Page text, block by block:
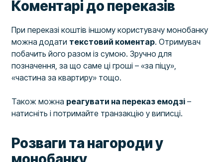
Коментарі до переказів
При переказі коштів іншому користувачу монобанку
можна додати текстовий коментар. Отримувач
побачить його разом із сумою. Зручно для
позначення, за що саме ці гроші – «за піцу»,
«частина за квартиру» тощо.
Також можна реагувати на переказ емодзі –
натисніть і потримайте транзакцію у виписці.
Розваги та нагороди у